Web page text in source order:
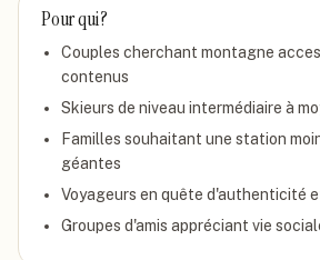
Pour qui ?
Couples cherchant montagne
contenus
Skieurs de niveau intermédiaire à
Familles souhaitant une station
géantes
Voyageurs en quête d'authenticité
Groupes d'amis appréciant vie